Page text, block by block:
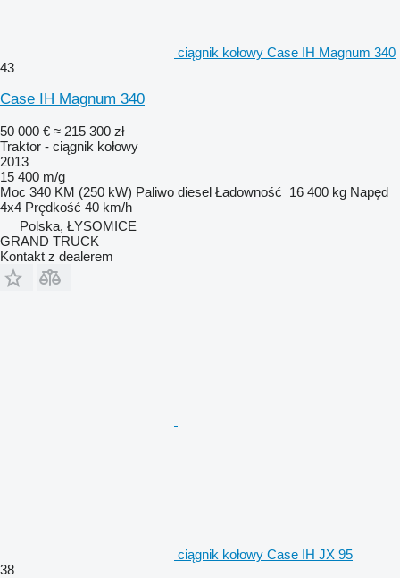
ciągnik kołowy Case IH Magnum 340
43
Case IH Magnum 340
50 000 € ≈ 215 300 zł
Traktor - ciągnik kołowy
2013
15 400 m/g
Moc 340 KM (250 kW) Paliwo diesel Ładowność 16 400 kg Napęd
4x4 Prędkość 40 km/h
Polska, ŁYSOMICE
GRAND TRUCK
Kontakt z dealerem
ciągnik kołowy Case IH JX 95
38